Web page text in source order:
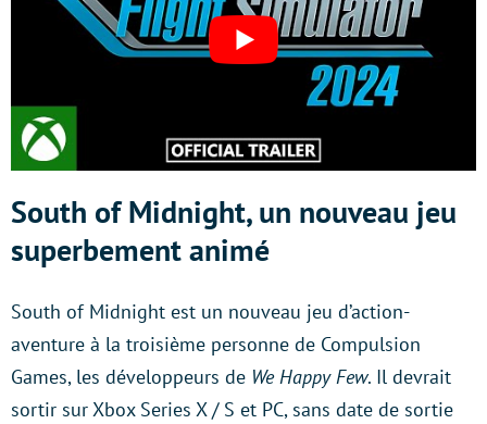
South of Midnight, un nouveau jeu
superbement animé
South of Midnight est un nouveau jeu d’action-
aventure à la troisième personne de Compulsion
Games, les développeurs de We Happy Few. Il devrait
sortir sur Xbox Series X / S et PC, sans date de sortie